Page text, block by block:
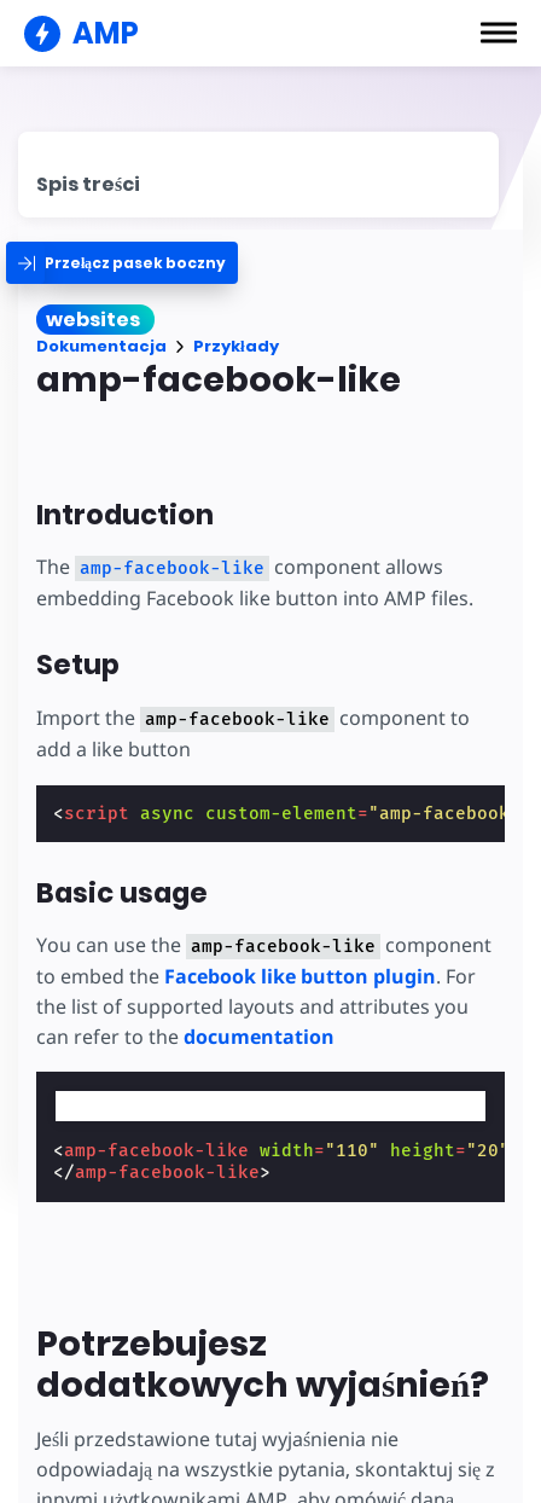
AMP
Spis treści
Przełącz pasek boczny
websites
Dokumentacja Przykłady
amp-facebook-like
Introduction
The amp-facebook-like component allows
embedding Facebook like button into AMP files.
Setup
Import the amp-facebook-like component to
add a like button
<script async custom-element="amp-facebook-
Basic usage
You can use the amp-facebook-like component
to embed the Facebook like button plugin. For
the list of supported layouts and attributes you
can refer to thedocumentation
<amp-facebook-like width="110" height="20"
</amp-facebook-like>
Potrzebujesz
dodatkowych wyjaśnień?
Jeśli przedstawione tutaj wyjaśnienia nie
odpowiadają na wszystkie pytania, skontaktuj się z